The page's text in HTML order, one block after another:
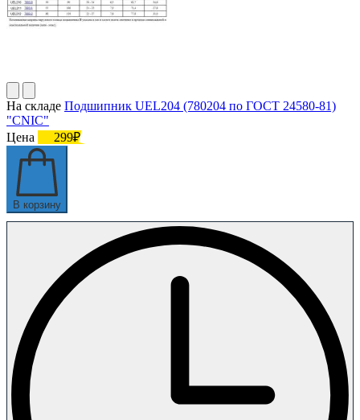
На складе Подшипник UEL204 (780204 по ГОСТ 24580-81)
"CNIC"
Цена
299₽
В корзину